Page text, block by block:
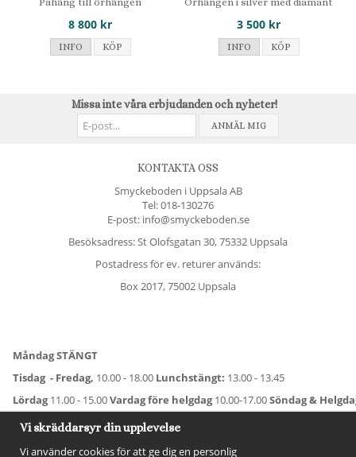
8 800 kr
INFO KÖP
3 500 kr
INFO KÖP
Missa inte våra erbjudanden och nyheter!
ANMÄL MIG
KONTAKTA OSS
Smyckeboden i Uppsala AB
Tel:018-130276
E-post: info@smyckeboden.se
Besöksadress: St Olofsgatan 30, 75332 Uppsala
Postadress för ev. returer används:
Box 2017, 75002 Uppsala
Måndag STÄNGT
Tisdag - Fredag, 10.00 - 18.00 Lunchstängt: 13.00 - 13.45
Lördag11.00 - 15.00Vardag före helgdag10.00-17.00Söndag &
För avvikande öppettider:Titta här
Vi skräddarsyr din upplevelse
Vi använder cookies för att ge dig en personlig